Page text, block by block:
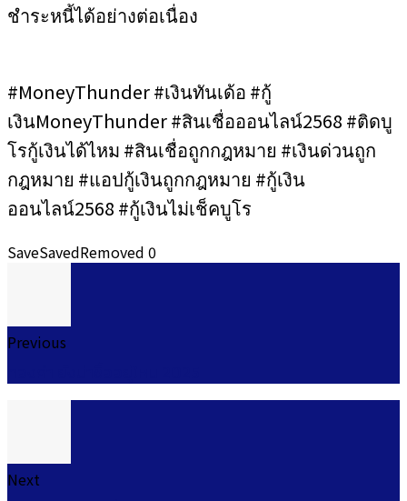
ชำระหนี้ได้อย่างต่อเนื่อง
#MoneyThunder #เงินทันเด้อ #กู้
เงินMoneyThunder #สินเชื่อออนไลน์2568 #ติดบู
โรกู้เงินได้ไหม #สินเชื่อถูกกฎหมาย #เงินด่วนถูก
กฎหมาย #แอปกู้เงินถูกกฎหมาย #กู้เงิน
ออนไลน์2568 #กู้เงินไม่เช็คบูโร
SaveSavedRemoved 0
Previous
Next